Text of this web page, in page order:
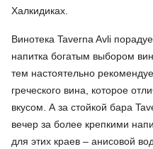
Халкидиках.
Винотека Taverna Avli
напитка богатым выбором
тем настоятельно
греческого вина, которое
вкусом. А за стойкой бара
вечер за более крепкими
для этих краев – анисовой